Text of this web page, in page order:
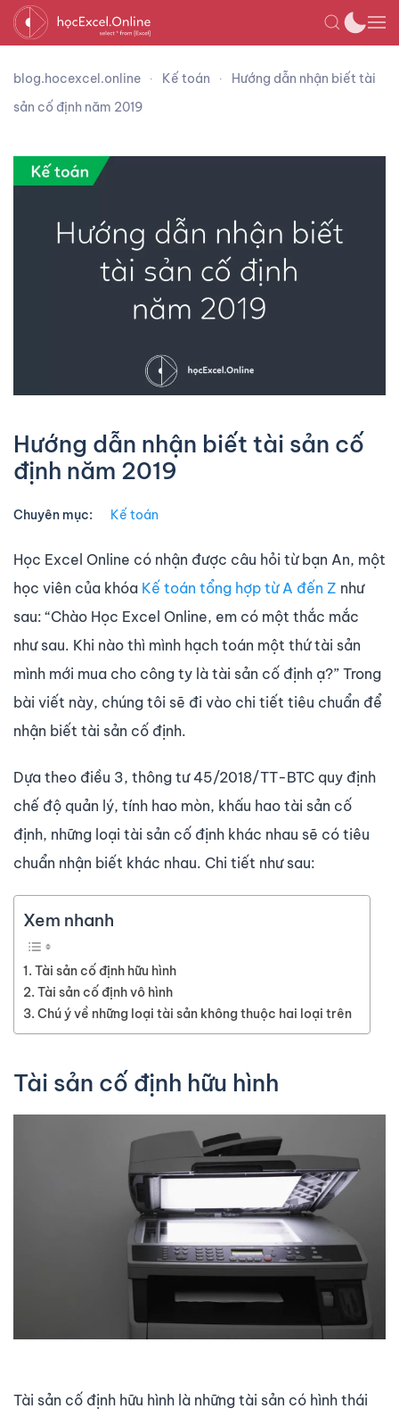
blog.hocexcel.online Kế toán
Hướng dẫn nhận biết tài
sản cố định năm 2019
Hướng dẫn nhận biết tài sản cố
định năm 2019
Chuyên mục: Kế toán
Học Excel Online có nhận được câu hỏi từ bạn An, một
học viên của khóa Kế toán tổng hợp từ A đến Z như
sau: “Chào Học Excel Online, em có một thắc mắc
như sau. Khi nào thì mình hạch toán một thứ tài sản
mình mới mua cho công ty là tài sản cố định ạ?” Trong
bài viết này, chúng tôi sẽ đi vào chi tiết tiêu chuẩn để
nhận biết tài sản cố định.
Dựa theo điều 3, thông tư45/2018/TT-BTC quy định
chế độ quản lý, tính hao mòn, khấu hao tài sản cố
định, những loại tài sản cố định khác nhau sẽ có tiêu
chuẩn nhận biết khác nhau. Chi tiết như sau:
Xem nhanh
Tài sản cố định hữu hình
Tài sản cố định vô hình
Chú ý về những loại tài sản không thuộc hai loại trên
Tài sản cố định hữu hình
Tài sản cố định hữu hình là những tài sản có hình thái